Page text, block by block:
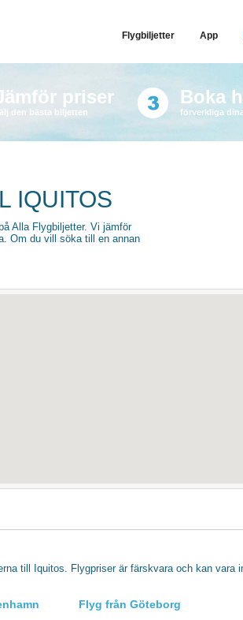
Flygbiljetter App
priser
den bästa biljetten
Boka
förverkliga
IQUITOS
Alla Flygbiljetter. Vi jämför
Om du vill söka till en annan
till Iquitos. Flygpriser är färskvara och kan vara
Flyg från Göteborg